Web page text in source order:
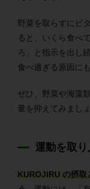
野菜を取らずにビ
ると、いくら食べ
ろ」と指示を出し
食べ過ぎる原因に
ぜひ、野菜や海藻
量を抑えてみましょ
運動を取り
KUROJIRU の摂取